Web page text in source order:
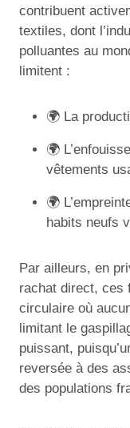
contribuent
textiles, dont
polluantes au
limitent :
🌍 La
🌍
vêtements
🌍
habits neufs
Par ailleurs, en
rachat direct, ces
circulaire où
limitant le
puissant,
reversée à des
des populations